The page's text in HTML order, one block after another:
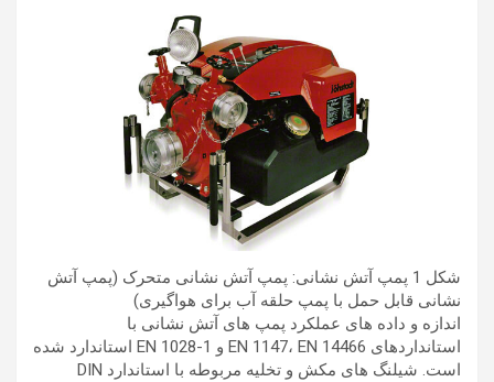
شکل 1 پمپ آتش نشانی: پمپ آتش نشانی متحرک (پمپ آتش
نشانی قابل حمل با پمپ حلقه آب برای هواگیری)
اندازه و داده های عملکرد پمپ های آتش نشانی با
استانداردهای EN 1147، EN 14466 و EN 1028-1 استاندارد شده
است. شیلنگ های مکش و تخلیه مربوطه با استاندارد DIN